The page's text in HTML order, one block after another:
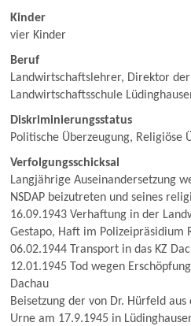
Kinder
vier Kinder
Beruf
Landwirtschaftslehrer, Direktor
Landwirtschaftsschule
Diskriminierungsstatus
Politische Überzeugung, Religiöse
Verfolgungsschicksal
Langjährige Auseinandersetzung
NSDAP beizutreten und seines
16.09.1943 Verhaftung in der
Gestapo, Haft im Polizeipräsidium
06.02.1944 Transport in das KZ
12.01.1945 Tod wegen
Dachau
Beisetzung der von Dr. Hürfeld
Urne am 17.9.1945 in